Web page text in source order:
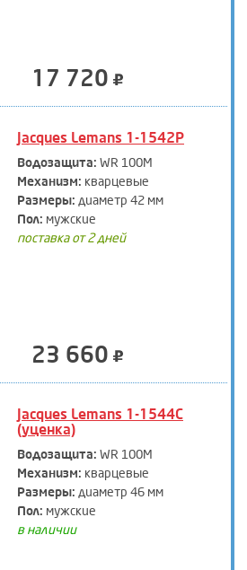
17 720
Jacques Lemans 1-1542P
Водозащита: WR 100M
Механизм: кварцевые
Размеры: диаметр 42 мм
Пол: мужские
поставка от 2 дней
23 660
Jacques Lemans 1-1544C
(уценка)
Водозащита: WR 100M
Механизм: кварцевые
Размеры: диаметр 46 мм
Пол: мужские
в наличии